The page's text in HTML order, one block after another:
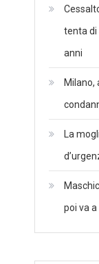
tenta di
anni
Milano,
La
poi va